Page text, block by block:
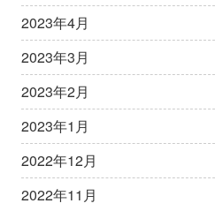
2023年4月
2023年3月
2023年2月
2023年1月
2022年12月
2022年11月